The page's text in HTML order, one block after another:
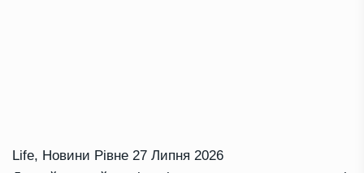
Life, Новини Рівне 27 Липня 2026